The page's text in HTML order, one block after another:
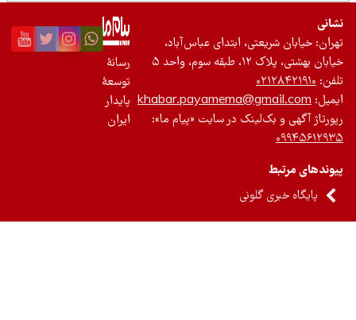
خیابان شریعتی، ابتدای عباس‌آباد،
بهشتی، پلاک ۱۲، طبقه سوم، واحد ۵
۰۲۱۲۸۴۲۱۹۱۰
khabar.payamema@gmail.com
آگهی و بک‌لینک در سایت «پیام ما»:
مرتبط
پایگاه خبری گلونی
رسانۀ
توسعۀ
پایدار
ایران